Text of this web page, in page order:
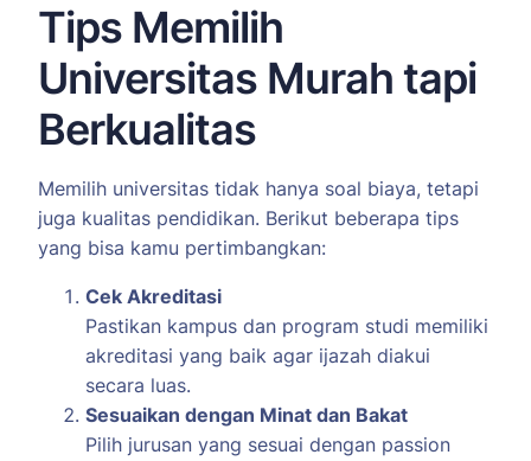
Tips Memilih
Universitas Murah tapi
Berkualitas
Memilih universitas tidak hanya soal biaya, tetapi
juga kualitas pendidikan. Berikut beberapa tips
yang bisa kamu pertimbangkan:
Cek Akreditasi
Pastikan kampus dan program studi memiliki
akreditasi yang baik agar ijazah diakui
secara luas.
Sesuaikan dengan Minat dan Bakat
Pilih jurusan yang sesuai dengan passion